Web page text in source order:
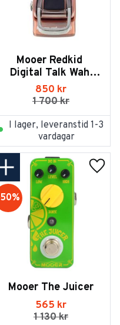
Mooer Redkid
Digital Talk Wah
Pedal
850 kr
1 700kr
I lager, leveranstid 1-3
vardagar
i favoriter
Mooer The Juicer
565 kr
1 130kr
50%